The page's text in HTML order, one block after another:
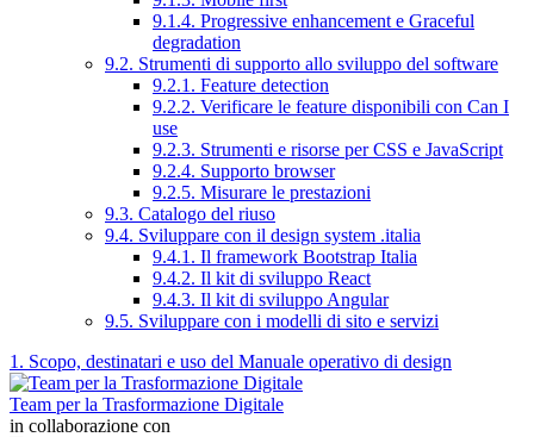
9.1.4. Progressive enhancement e Graceful
degradation
9.2. Strumenti di supporto allo sviluppo del software
9.2.1. Feature detection
9.2.2. Verificare le feature disponibili con Can I
use
9.2.3. Strumenti e risorse per CSS e JavaScript
9.2.4. Supporto browser
9.2.5. Misurare le prestazioni
9.3. Catalogo del riuso
9.4. Sviluppare con il design system .italia
9.4.1. Il framework Bootstrap Italia
9.4.2. Il kit di sviluppo React
9.4.3. Il kit di sviluppo Angular
9.5. Sviluppare con i modelli di sito e servizi
1. Scopo, destinatari e uso del Manuale operativo di design
Team per la Trasformazione Digitale
in collaborazione con